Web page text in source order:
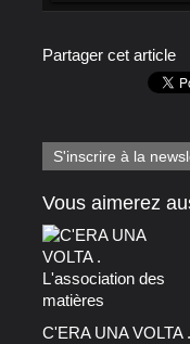
Partager cet article
S'inscrire à la
Vous aimerez
C'ERA UNA VOLTA .